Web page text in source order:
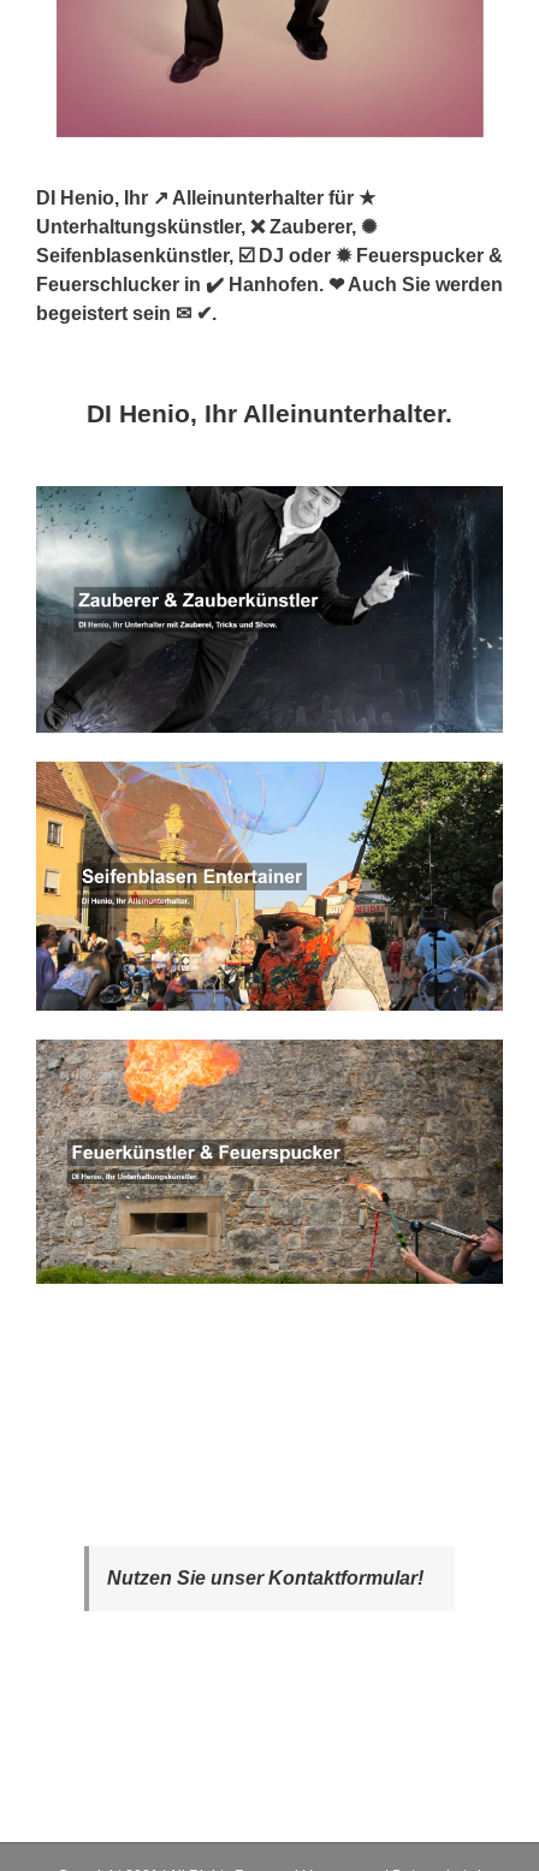
DI Henio, Ihr ↗️ Alleinunterhalter für ★
Unterhaltungskünstler, ❌ Zauberer, ✺
Seifenblasenkünstler, ☑️ DJ oder ✹ Feuerspucker &
Feuerschlucker in ✔️ Hanhofen. ❤ Auch Sie werden
begeistert sein ✉ ✔.
DI Henio, Ihr Alleinunterhalter.
Nutzen Sie unser Kontaktformular!